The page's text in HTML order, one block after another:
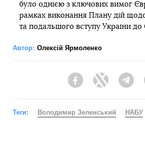
було однією з ключових вимог
рамках виконання Плану дій щодо
та подальшого вступу України до
Автор: Олексій Ярмоленко
FacebookTwitter
Теги: Володимир Зеленський НАБУ